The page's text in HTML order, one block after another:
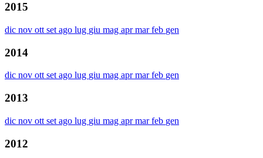
2015
dic nov ott set ago lug giu mag aprmarfeb gen
2014
dic nov ottsetago lug giu mag aprmarfeb gen
2013
dic nov ott set ago lug giu mag aprmarfeb gen
2012